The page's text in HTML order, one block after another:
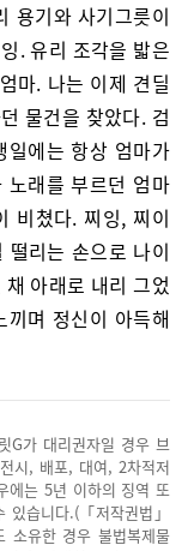
용기와 사기그릇이
. 유리 조각을 밟은
마. 나는 이제 견딜
물건을 찾았다. 검
에는 항상 엄마가
노래를 부르던 엄마
비쳤다. 찌잉, 찌이
리는 손으로 나이
아래로 내리 그었
며 정신이 아득해
G가 대리권자일 경우 브
시, 배포, 대여, 2차적저
에는 5년 이하의 징역 또
습니다.(「저작권법」
소유한 경우 불법복제물